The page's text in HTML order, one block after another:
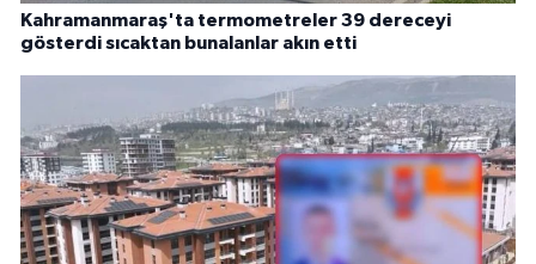
Kahramanmaraş'ta termometreler 39 dereceyi
gösterdi sıcaktan bunalanlar akın etti